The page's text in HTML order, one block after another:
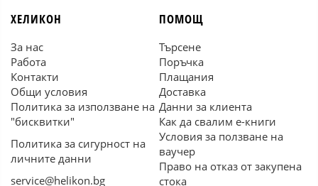
ХЕЛИКОН
За нас
Работа
Контакти
Общи условия
Политика за използване на
"бисквитки"
Политика за сигурност на
личните данни
service@helikon.bg
ПОМОЩ
Търсене
Поръчка
Плащания
Доставка
Данни за клиента
Как да свалим е-книги
Условия за ползване на
ваучер
Право на отказ от закупена
стока